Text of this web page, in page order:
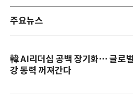
주요뉴스
韓 AI리더십 공백 장기화… 글로
강 동력 꺼져간다